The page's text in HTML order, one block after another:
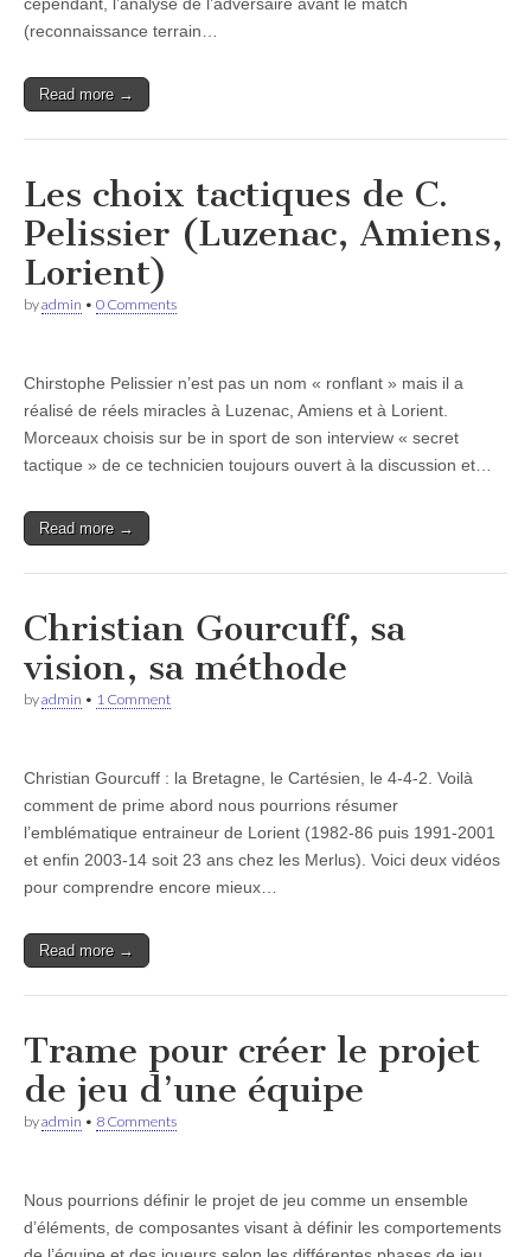
(reconnaissance terrain…
Read more →
Les choix tactiques de C.
Pelissier (Luzenac, Amiens,
Lorient)
byadmin • 0 Comments
Chirstophe Pelissier n’est pas un nom « ronflant » mais il a
réalisé de réels miracles à Luzenac, Amiens et à Lorient.
Morceaux choisis sur be in sport de son interview « secret
tactique » de ce technicien toujours ouvert à la discussion et…
Read more →
Christian Gourcuff, sa
vision, sa méthode
byadmin • 1 Comment
Christian Gourcuff : la Bretagne, le Cartésien, le 4-4-2. Voilà
comment de prime abord nous pourrions résumer
l’emblématique entraineur de Lorient (1982-86 puis 1991-2001
et enfin 2003-14 soit 23 ans chez les Merlus). Voici deux vidéos
pour comprendre encore mieux…
Read more →
Trame pour créer le projet
de jeu d’une équipe
byadmin • 8 Comments
Nous pourrions définir le projet de jeu comme un ensemble
d’éléments, de composantes visant à définir les comportements